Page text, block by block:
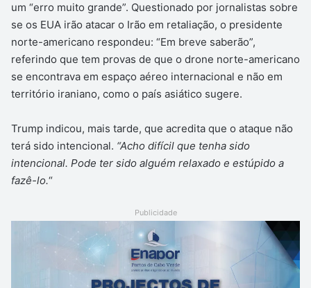
um “erro muito grande”. Questionado por jornalistas sobre
se os EUA irão atacar o Irão em retaliação, o presidente
norte-americano respondeu: “Em breve saberão”,
referindo que tem provas de que o drone norte-americano
se encontrava em espaço aéreo internacional e não em
território iraniano, como o país asiático sugere.
Trump indicou, mais tarde, que acredita que o ataque não
terá sido intencional. “Acho difícil que tenha sido
intencional. Pode ter sido alguém relaxado e estúpido a
fazê-lo.“
Publicidade